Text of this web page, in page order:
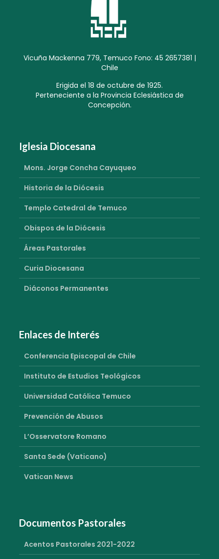
Vicuña Mackenna 779, Temuco Fono: 45 2657381 |
Chile
Erigida el 18 de octubre de 1925.
Perteneciente a la Provincia Eclesiástica de
Concepción.
Iglesia Diocesana
Mons. Jorge Concha Cayuqueo
Historia de la Diócesis
Templo Catedral de Temuco
Obispos de la Diócesis
Áreas Pastorales
Curia Diocesana
Diáconos Permanentes
Enlaces de Interés
Conferencia Episcopal de Chile
Instituto de Estudios Teológicos
Universidad Católica Temuco
Prevención de Abusos
L’Osservatore Romano
Santa Sede (Vaticano)
Vatican News
Documentos Pastorales
Acentos Pastorales 2021-2022